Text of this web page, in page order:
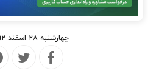
چهارشنبه ۲۸ اسفند ۱۳۹۲ - ۰۹:۴۵